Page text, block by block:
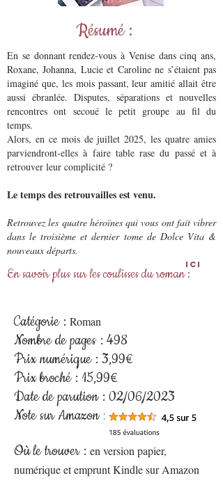
Résumé :
En se donnant rendez-vous à Venise dans cinq ans,
Roxane, Johanna, Lucie et Caroline ne s’étaient pas
imaginé que, les mois passant, leur amitié allait être
aussi ébranlée. Disputes, séparations et nouvelles
rencontres ont secoué le petit groupe au fil du
temps.
Alors, en ce mois de juillet 2025, les quatre amies
parviendront-elles à faire table rase du passé et à
retrouver leur complicité ?
Le temps des retrouvailles est venu.
Retrouvez les quatre héroïnes qui vous ont fait vibrer
dans le troisième et dernier tome de Dolce Vita &
nouveaux départs.
En savoir plus sur les coulisses du roman :
Ici
Catégorie : Roman
Nombre de pages : 498
Prix numérique : 3,99€
Prix broché : 15,99€
Date de parution : 02/06/2023
Note sur Amazon :
Où le trouver : en version papier,
numérique et emprunt Kindle sur Amazon